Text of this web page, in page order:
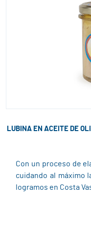
LUBINA EN ACEITE DE
Con un proceso de
cuidando al máximo
logramos en Costa